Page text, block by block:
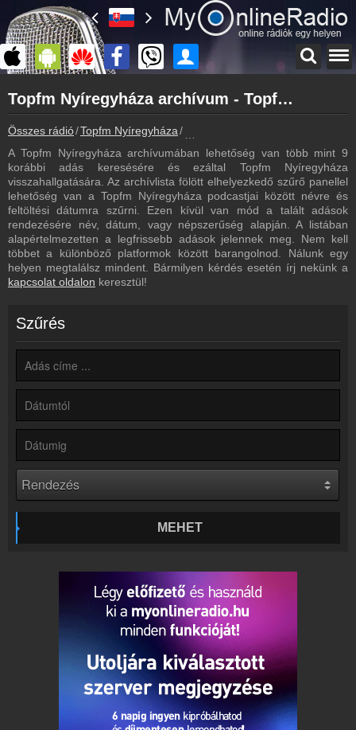
myonlineradio.hu
Topfm Nyíregyháza
Vissza a Topfm Nyíregyháza oldalára
Bejelentkezés
Hozz létre saját fiókot!
Műsorújság
Topfm Nyíregyháza műsorai
Kapcsolat
Írj nekünk!
Partnerek
Rádió beágyazás
Ágyazd be weboldaladba
Online rádió készítés
Készítés lépésről lépésre
Topfm Nyíregyháza archívum - Topfm Nyíregyháza podcasts - Topfm Nyíregyháza visszahallgatás
Összes rádió Topfm Nyíregyháza
A Topfm Nyíregyháza archívumában lehetőség van több mint 9
korábbi adás keresésére és ezáltal Topfm Nyíregyháza
visszahallgatására. Az archívlista fölött elhelyezkedő szűrő panellel
lehetőség van a Topfm Nyíregyháza podcastjai között névre és
feltöltési dátumra szűrni. Ezen kívül van mód a talált adások
rendezésére név, dátum, vagy népszerűség alapján. A listában
alapértelmezetten a legfrissebb adások jelennek meg. Nem kell
többet a különböző platformok között barangolnod. Nálunk egy
helyen megtalálsz mindent. Bármilyen kérdés esetén írj nekünk a
kapcsolat oldalon keresztül!
Szűrés
MEHET